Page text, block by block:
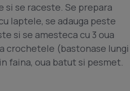
si se raceste. Se prepara
laptele, se adauga peste
si se amesteca cu 3 oua
crochetele (bastonase lungi
faina, oua batut si pesmet.